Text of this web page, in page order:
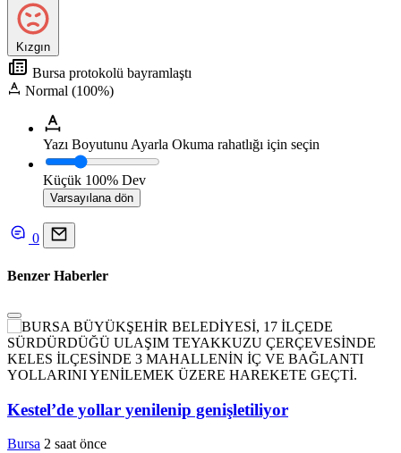
Kızgın
Bursa protokolü bayramlaştı
Normal (100%)
Yazı Boyutunu Ayarla Okuma rahatlığı için seçin
Küçük 100% Dev
Varsayılana dön
0
Benzer Haberler
Kestel’de yollar yenilenip genişletiliyor
Bursa 2 saat önce